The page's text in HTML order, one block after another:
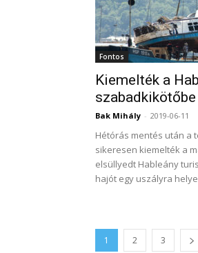
Fontos
Kiemelték a
Bak Mihály - 2019-06-11
Hétórás mentés után a
sikeresen kiemelték a
elsüllyedt Hableány
hajót egy uszályra
1 2 3